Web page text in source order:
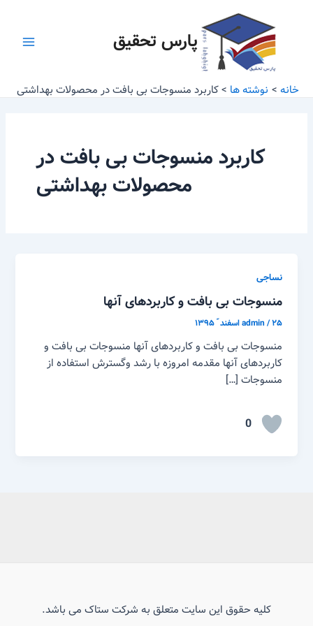
پارس تحقیق
خانه نوشته ها کاربرد منسوجات بی بافت در محصولات بهداشتی
کاربرد منسوجات بی بافت در
محصولات بهداشتی
نساجی
منسوجات بی بافت و کاربردهای آنها
admin/۲۵ اسفند ّ ۱۳۹۵
منسوجات بی بافت و کاربردهای آنها منسوجات بی بافت و
کاربردهای آنها مقدمه امروزه با رشد وگسترش استفاده از
منسوجات […]
0
کلیه حقوق این سایت متعلق به شرکت ستاک می باشد.